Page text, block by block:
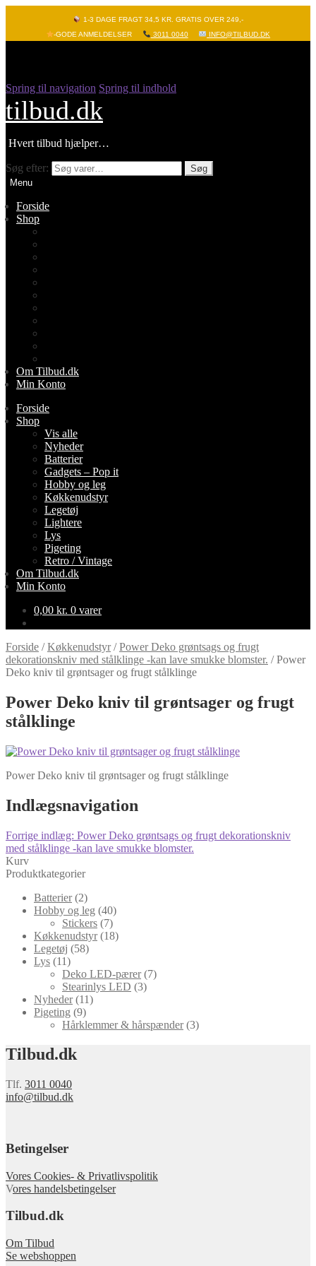
1-3 DAGE FRAGT 34,5 KR. GRATIS OVER 249,-
-GODE ANMELDELSER
3011 0040 INFO@TILBUD.DK
Spring til navigation Spring til indhold
tilbud.dk
Hvert tilbud hjælper…
Søg efter:
Søg
Menu
Forside
Shop
Om Tilbud.dk
Min Konto
Forside
Shop
Vis alle
Nyheder
Batterier
Gadgets – Pop it
Hobby og leg
Køkkenudstyr
Legetøj
Lightere
Lys
Pigeting
Retro / Vintage
Om Tilbud.dk
Min Konto
0,00 kr. 0 varer
Forside /Køkkenudstyr/Power Deko grøntsags og frugt
dekorationskniv med stålklinge -kan lave smukke blomster. /Power
Deko kniv til grøntsager og frugt stålklinge
Power Deko kniv til grøntsager og frugt
stålklinge
Power Deko kniv til grøntsager og frugt stålklinge
Indlægsnavigation
Forrige indlæg: Power Deko grøntsags og frugt dekorationskniv
med stålklinge -kan lave smukke blomster.
Kurv
Produktkategorier
Batterier (2)
Hobby og leg (40)
Stickers (7)
Køkkenudstyr (18)
Legetøj (58)
Lys (11)
Deko LED-pærer (7)
Stearinlys LED (3)
Nyheder (11)
Pigeting (9)
Hårklemmer & hårspænder (3)
Tilbud.dk
Tlf. 3011 0040
info@tilbud.dk
Betingelser
Vores Cookies- & Privatlivspolitik
Vores handelsbetingelser
Tilbud.dk
Om Tilbud
Se webshoppen